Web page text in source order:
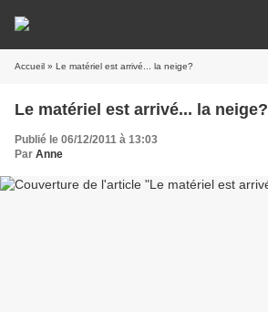
Accueil » Le matériel est arrivé... la neige?
Le matériel est arrivé... la neige?
Publié le 06/12/2011 à 13:03
Par Anne